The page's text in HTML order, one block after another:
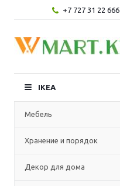
+7 727 31 22 666
IKEA
Мебель
Хранение и порядок
Декор для дома